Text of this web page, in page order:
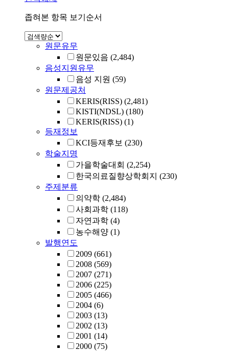
좁혀본 항목 보기순서
원문유무
원문있음 (2,484)
음성지원유무
음성 지원 (59)
원문제공처
KERIS(RISS) (2,481)
KISTI(NDSL) (180)
KERIS(RISS) (1)
등재정보
KCI등재후보 (230)
학술지명
가을학술대회 (2,254)
한국의료질향상학회지 (230)
주제분류
의약학 (2,484)
사회과학 (118)
자연과학 (4)
농수해양 (1)
발행연도
2009 (661)
2008 (569)
2007 (271)
2006 (225)
2005 (466)
2004 (6)
2003 (13)
2002 (13)
2001 (14)
2000 (75)